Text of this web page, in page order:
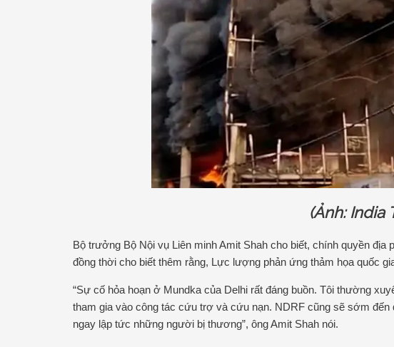
(Ảnh: India
Bộ trưởng Bộ Nội vụ Liên minh Amit Shah cho biết, chính quyền
đồng thời cho biết thêm rằng, Lực lượng phản ứng thảm họa quốc
“Sự cố hỏa hoạn ở Mundka của Delhi rất đáng buồn. Tôi thường
tham gia vào công tác cứu trợ và cứu nạn. NDRF cũng sẽ sớm
ngay lập tức những người bị thương”, ông Amit Shah nói.